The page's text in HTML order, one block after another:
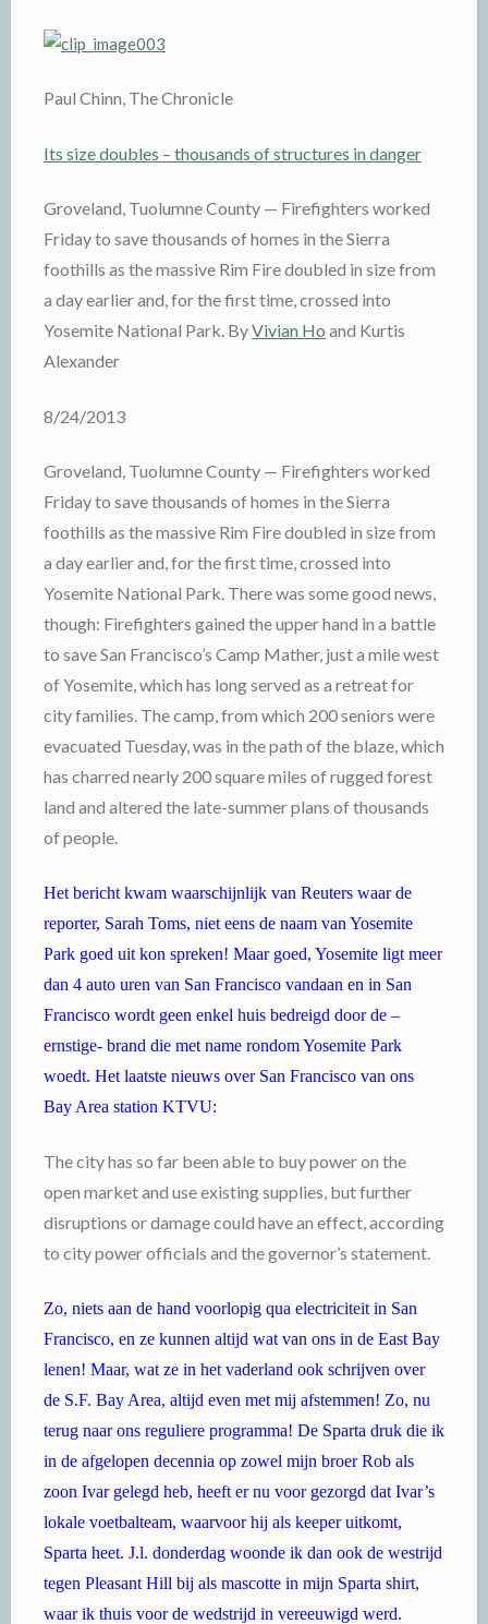
Paul Chinn, The Chronicle
Its size doubles – thousands of structures in danger
Groveland, Tuolumne County — Firefighters worked
Friday to save thousands of homes in the Sierra
foothills as the massive Rim Fire doubled in size from
a day earlier and, for the first time, crossed into
Yosemite National Park. ByVivian Ho and Kurtis
Alexander
8/24/2013
Groveland, Tuolumne County — Firefighters worked
Friday to save thousands of homes in the Sierra
foothills as the massive Rim Fire doubled in size from
a day earlier and, for the first time, crossed into
Yosemite National Park. There was some good news,
though: Firefighters gained the upper hand in a battle
to save San Francisco’s Camp Mather, just a mile west
of Yosemite, which has long served as a retreat for
city families. The camp, from which 200 seniors were
evacuated Tuesday, was in the path of the blaze, which
has charred nearly 200 square miles of rugged forest
land and altered the late-summer plans of thousands
of people.
Het bericht kwam waarschijnlijk van Reuters waar de
reporter, Sarah Toms, niet eens de naam van Yosemite
Park goed uit kon spreken! Maar goed, Yosemite ligt meer
dan 4 auto uren van San Francisco vandaan en in San
Francisco wordt geen enkel huis bedreigd door de –
ernstige- brand die met name rondom Yosemite Park
woedt. Het laatste nieuws over San Francisco van ons
Bay Area station KTVU:
The city has so far been able to buy power on the
open market and use existing supplies, but further
disruptions or damage could have an effect, according
to city power officials and the governor’s statement.
Zo, niets aan de hand voorlopig qua electriciteit in San
Francisco, en ze kunnen altijd wat van ons in de East Bay
lenen! Maar, wat ze in het vaderland ook schrijven over
de S.F. Bay Area, altijd even met mij afstemmen! Zo, nu
terug naar ons reguliere programma! De Sparta druk die ik
in de afgelopen decennia op zowel mijn broer Rob als
zoon Ivar gelegd heb, heeft er nu voor gezorgd dat Ivar’s
lokale voetbalteam, waarvoor hij als keeper uitkomt,
Sparta heet. J.l. donderdag woonde ik dan ook de westrijd
tegen Pleasant Hill bij als mascotte in mijn Sparta shirt,
waar ik thuis voor de wedstrijd in vereeuwigd werd.